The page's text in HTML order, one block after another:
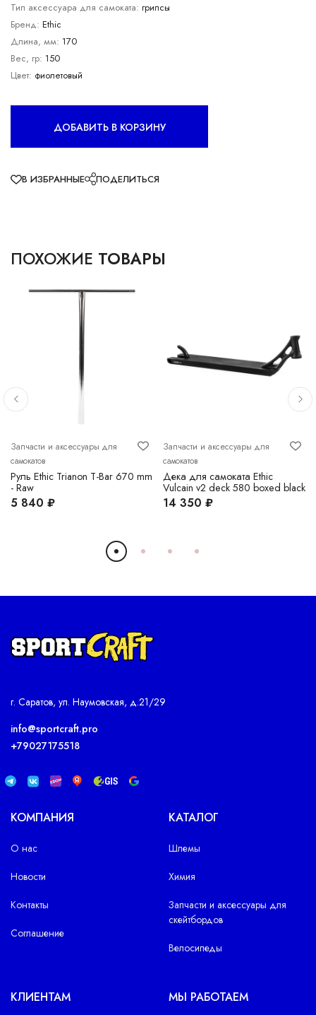
Тип аксессуара для самоката: грипсы
Бренд: Ethic
Длина, мм: 170
Вес, гр: 150
Цвет: фиолетовый
ДОБАВИТЬ В КОРЗИНУ
В ИЗБРАННЫЕ ПОДЕЛИТЬСЯ
ПОХОЖИЕ ТОВАРЫ
Запчасти и аксессуары для
самокатов
Руль Ethic Trianon T-Bar 670 mm
- Raw
5 840 ₽
Запчасти и аксессуары для
самокатов
Дека для самоката Ethic
Vulcain v2 deck 580 boxed black
14 350 ₽
г. Саратов, ул. Наумовская, д.21/29
info@sportcraft.pro
+79027175518
КОМПАНИЯ
О нас
Новости
Контакты
Соглашение
КАТАЛОГ
Шлемы
Химия
Запчасти и аксессуары для
скейтбордов
Велосипеды
КЛИЕНТАМ МЫ РАБОТАЕМ